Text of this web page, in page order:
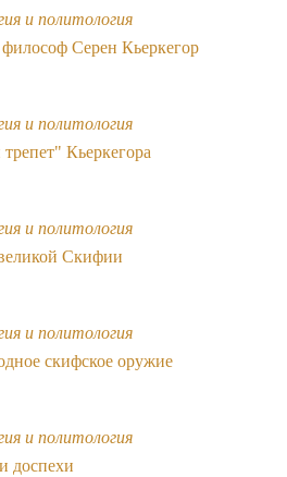
и политология
Серен Кьеркегор
и политология
Кьеркегора
и политология
Cкифии
и политология
скифское оружие
и политология
доспехи